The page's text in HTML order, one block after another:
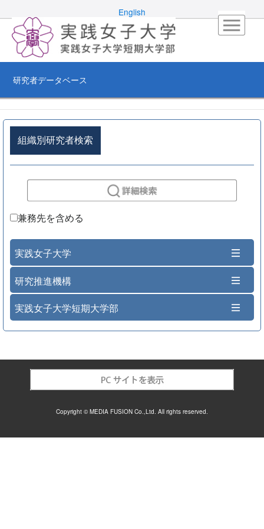
English
研究者データベース
組織別研究者検索
兼務先を含める
実践女子大学
研究推進機構
実践女子大学短期大学部
Copyright © MEDIA FUSION Co.,Ltd. All rights reserved.